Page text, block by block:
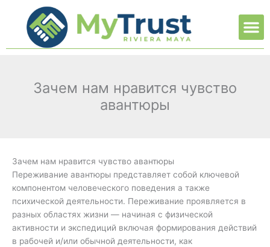
contenido
Зачем нам нравится чувство
авантюры
Зачем нам нравится чувство авантюры
Переживание авантюры представляет собой ключевой
компонентом человеческого поведения а также
психической деятельности. Переживание проявляется в
разных областях жизни — начиная с физической
активности и экспедиций включая формирования действий
в рабочей и/или обычной деятельности, как